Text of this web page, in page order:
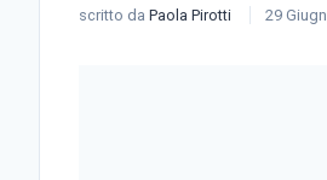
scritto da Paola Pirotti 29